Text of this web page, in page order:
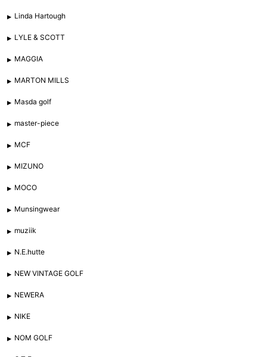
Linda Hartough
LYLE & SCOTT
MAGGIA
MARTON MILLS
Masda golf
master-piece
MCF
MIZUNO
MOCO
Munsingwear
muziik
N.E.hutte
NEW VINTAGE GOLF
NEWERA
NIKE
NOM GOLF